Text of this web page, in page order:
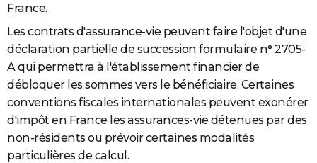
France.
Les contrats d'assurance-vie peuvent faire l'objet d'une
déclaration partielle de succession formulaire n° 2705-
A qui permettra à l'établissement financier de
débloquer les sommes vers le bénéficiaire. Certaines
conventions fiscales internationales peuvent exonérer
d'impôt en France les assurances-vie détenues par des
non-résidents ou prévoir certaines modalités
particulières de calcul.